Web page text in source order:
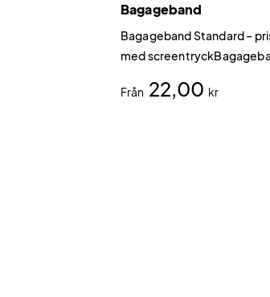
Bagageband
Bagageband Standard –
med
bagageband och det
Från 22,00 kr